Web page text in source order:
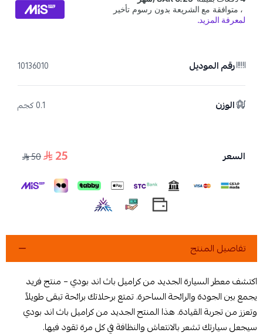
رقم الموديل 10136010
الوزن 0.1 كجم
السعر 25
50
تفاصيل المنتج
اكتشف معطر السيارة الجديد من كراميل باث اند بودي – منتج فريد
يجمع بين الجودة والرائحة الساحرة. تمتع برحلاتك برائحة تبقى طويلاً
وتعزز من تجربة القيادة. هذا المنتج الجديد من كراميل باث اند بودي
سيجعل سيارتك تشعر بالانتعاش والنظافة في كل مرة تقود فيها.